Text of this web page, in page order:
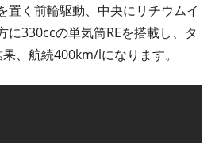
置く前輪駆動、中央にリチウムイ
に330ccの単気筒REを搭載し、タ
、航続400km/lになります。